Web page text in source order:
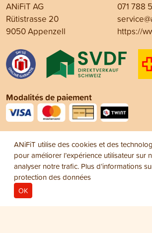
ANiFiT AG
Rütistrasse 20
9050 Appenzell
071 788
https://
Modalités de paiement
ANiFiT utilise des cookies et des
pour améliorer l’expérience utilisateur sur
analyser notre trafic. Plus d’informations
protection des données
OK